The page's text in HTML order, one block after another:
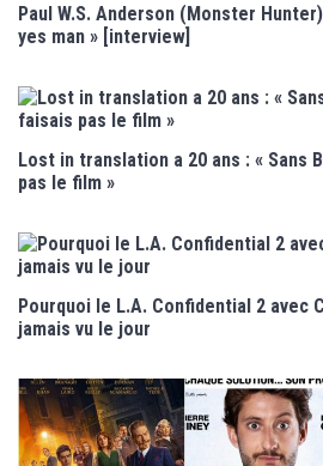
Paul W.S. Anderson (Monster
yes man » [interview]
Lost in translation a 20 ans : « Sans
pas le film »
Pourquoi le L.A. Confidential 2 avec
jamais vu le jour